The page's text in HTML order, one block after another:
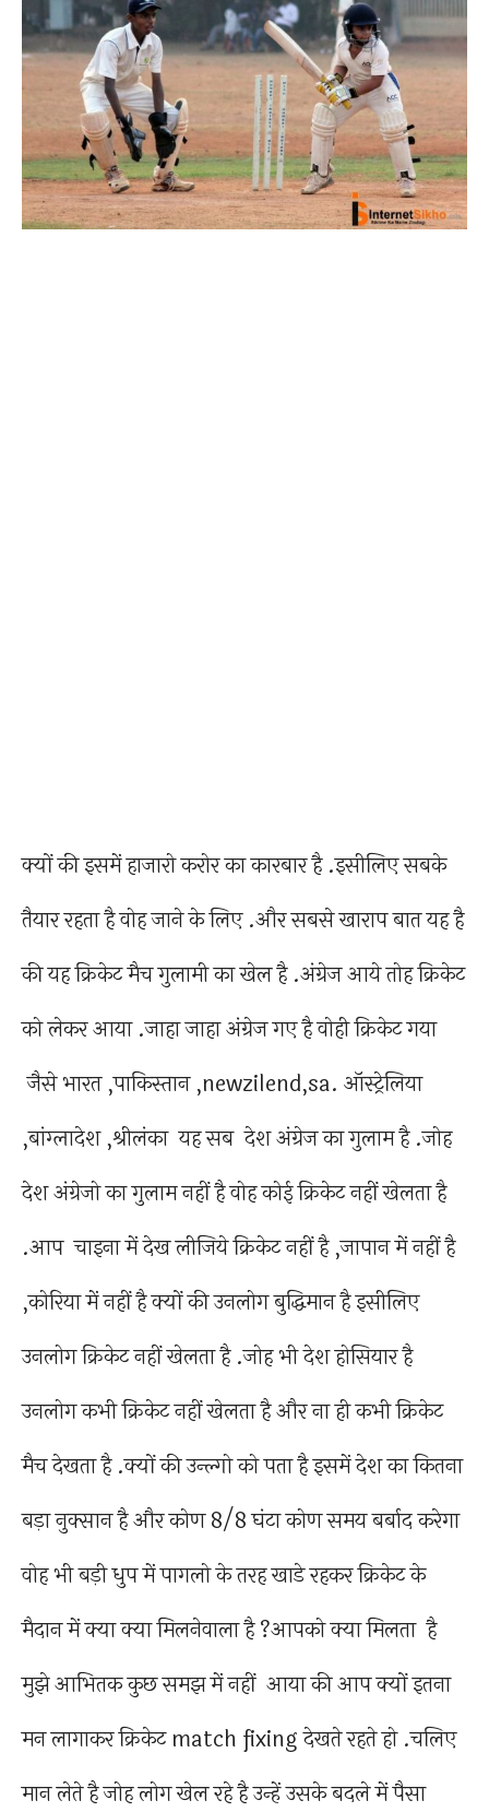
क्यों की इसमें हाजारो करोर का कारबार है .इसीलिए सबके
तैयार रहता है वोह जाने के लिए .और सबसे खाराप बात यह है
की यह क्रिकेट मैच गुलामी का खेल है .अंग्रेज आये तोह क्रिकेट
को लेकर आया .जाहा जाहा अंग्रेज गए है वोही क्रिकेट गया
जैसे भारत ,पाकिस्तान ,newzilend,sa. ऑस्ट्रेलिया
,बांग्लादेश ,श्रीलंका यह सब देश अंग्रेज का गुलाम है .जोह
देश अंग्रेजो का गुलाम नहीं है वोह कोई क्रिकेट नहीं खेलता है
.आप चाइना में देख लीजिये क्रिकेट नहीं है ,जापान में नहीं है
,कोरिया में नहीं है क्यों की उनलोग बुद्धिमान है इसीलिए
उनलोग क्रिकेट नहीं खेलता है .जोह भी देश होसियार है
उनलोग कभी क्रिकेट नहीं खेलता है और ना ही कभी क्रिकेट
मैच देखता है .क्यों की उन्ल्गो को पता है इसमें देश का कितना
बड़ा नुक्सान है और कोण 8/8 घंटा कोण समय बर्बाद करेगा
वोह भी बड़ी धुप में पागलो के तरह खाडे रहकर क्रिकेट के
मैदान में क्या क्या मिलनेवाला है ?आपको क्या मिलता है
मुझे आभितक कुछ समझ में नहीं आया की आप क्यों इतना
मन लागाकर क्रिकेट match fixing देखते रहते हो .चलिए
मान लेते है जोह लोग खेल रहे है उन्हें उसके बदले में पैसा